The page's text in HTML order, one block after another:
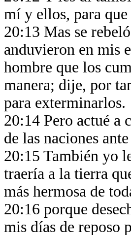
mí y ellos, para
20:13 Mas se
anduvieron en mis
hombre que los
manera; dije, por
para exterminarlos.
20:14 Pero actué a
de las naciones
20:15 También yo
traería a la tierra
más hermosa de
20:16 porque
mis días de reposo